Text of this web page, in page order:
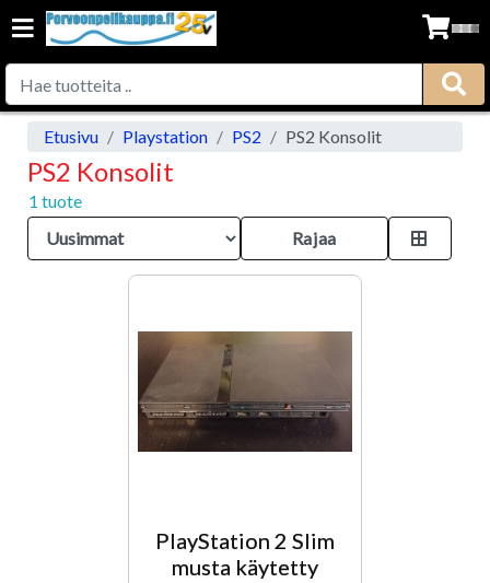
Etusivu Playstation PS2 PS2 Konsolit
PS2 Konsolit
1 tuote
Rajaa
PlayStation 2 Slim
musta käytetty